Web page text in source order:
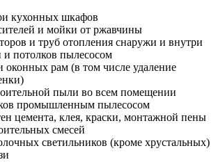
кухонных шкафов
и мойки от ржавчины
и труб отопления снаружи и внутри
и потолков пылесосом
оконных рам (в том числе удаление
пыли во всем помещении
промышленным пылесосом
цемента, клея, краски, монтажной пены
смесей
светильников (кроме хрустальных)